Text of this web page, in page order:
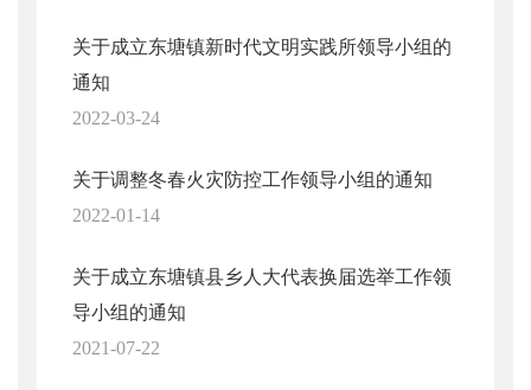
关于成立东塘镇新时代文明实践所领导小组的
通知
2022-03-24
关于调整冬春火灾防控工作领导小组的通知
2022-01-14
关于成立东塘镇县乡人大代表换届选举工作领
导小组的通知
2021-07-22